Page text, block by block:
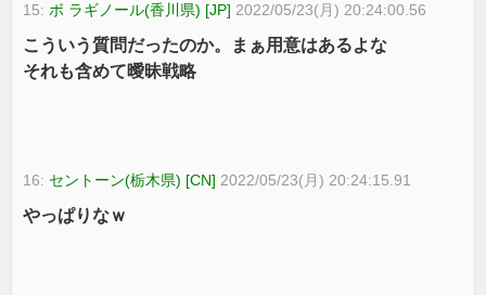
15: ボ ラギノール(香川県) [JP] 2022/05/23(月) 20:24:00.56
こういう質問だったのか。まぁ用意はあるよな
それも含めて曖昧戦略
16: セントーン(栃木県) [CN] 2022/05/23(月) 20:24:15.91
やっぱりなｗ